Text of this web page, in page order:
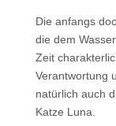
Die anfangs
die dem
Zeit
Verantwortung
natürlich auch
Katze Luna.